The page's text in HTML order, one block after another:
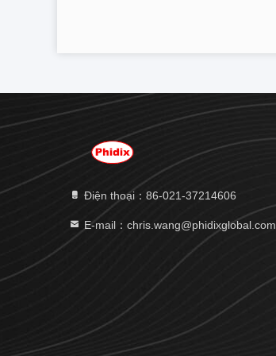
Điện thoại：86-021-37214606
E-mail：chris.wang@phidixglobal.com